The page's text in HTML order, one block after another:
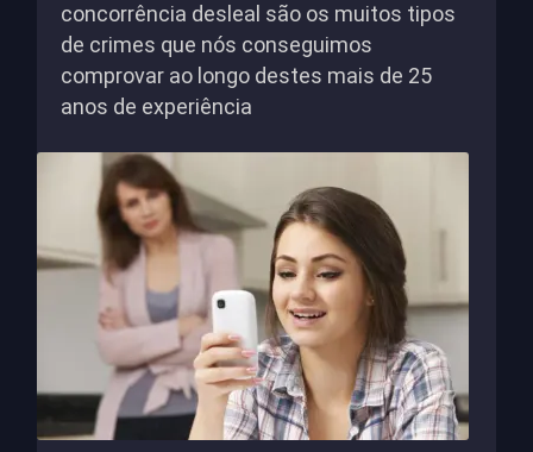
concorrência desleal são os muitos tipos
de crimes que nós conseguimos
comprovar ao longo destes mais de 25
anos de experiência